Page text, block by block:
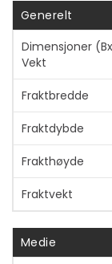
Generelt
Dimensjoner
Vekt
Fraktbredde
Fraktdybde
Frakthøyde
Fraktvekt
Medie